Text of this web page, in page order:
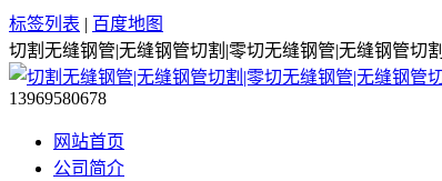
标签列表 | 百度地图
切割无缝钢管|无缝钢管切割|零切无缝钢管|无缝钢管切
13969580678
网站首页
公司简介